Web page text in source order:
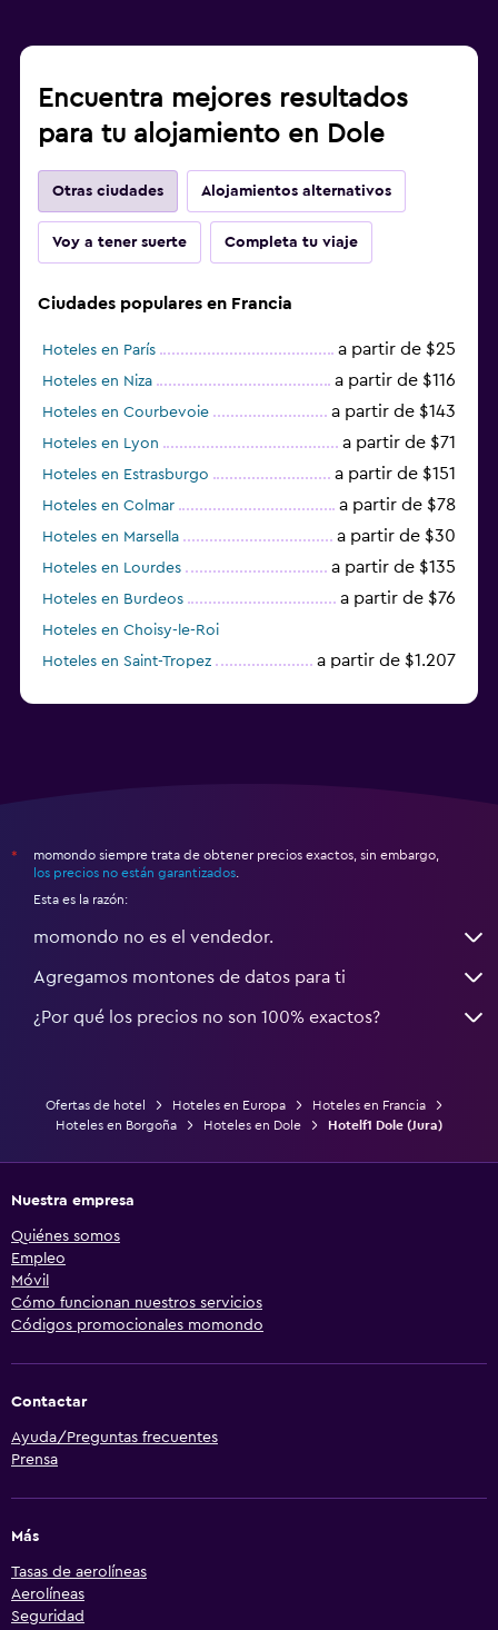
Encuentra mejores resultados
para tu alojamiento en Dole
Otras ciudades Alojamientos alternativos
Voy a tener suerte Completa tu viaje
Ciudades populares en Francia
Hoteles en París a partir de $25
Hoteles en Niza a partir de $116
Hoteles en Courbevoie a partir de $143
Hoteles en Lyon a partir de $71
Hoteles en Estrasburgo a partir de $151
Hoteles en Colmar a partir de $78
Hoteles en Marsella a partir de $30
Hoteles en Lourdes a partir de $135
Hoteles en Burdeos a partir de $76
Hoteles en Choisy-le-Roi
Hoteles en Saint-Tropez
a partir de $1.207
*
momondo siempre trata de obtener precios exactos, sin embargo,
los precios no están garantizados
Esta es la razón:
momondo no es el vendedor.
Agregamos montones de datos para ti
¿Por qué los precios no son 100% exactos?
Ofertas de hotel Hoteles en Europa
Hoteles en Francia
Hoteles en Borgoña
Hoteles en Dole Hotelf1 Dole (Jura)
Nuestra empresa
Quiénes somos
Empleo
Móvil
Cómo funcionan nuestros servicios
Códigos promocionales momondo
Contactar
Ayuda/Preguntas frecuentes
Prensa
Más
Tasas de aerolíneas
Aerolíneas
Seguridad